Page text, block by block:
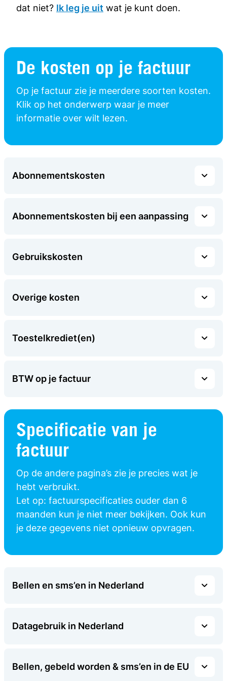
dat niet? Ik leg je uit wat je kunt doen.
De kosten op je factuur
Op je factuur zie je meerdere soorten kosten.
Klik op het onderwerp waar je meer
informatie over wilt lezen.
Abonnementskosten
Abonnementskosten bij een aanpassing
Gebruikskosten
Overige kosten
Toestelkrediet(en)
BTW op je factuur
Specificatie van je
factuur
Op de andere pagina’s zie je precies wat je
hebt verbruikt.
Let op: factuurspecificaties ouder dan 6
maanden kun je niet meer bekijken. Ook kun
je deze gegevens niet opnieuw opvragen.
Bellen en sms’en in Nederland
Datagebruik in Nederland
Bellen, gebeld worden & sms’en in de EU